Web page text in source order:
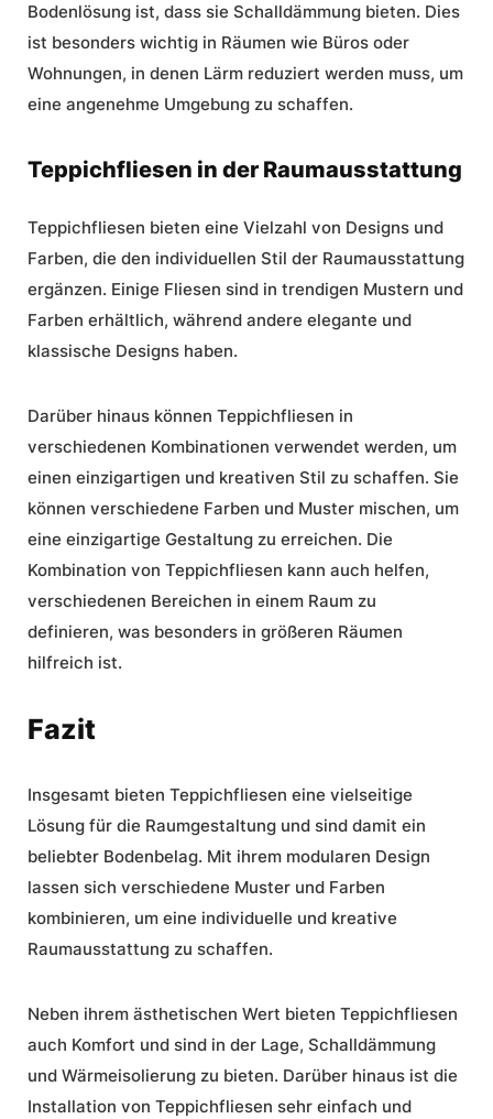
Bodenlösung ist, dass sie Schalldämmung bieten. Dies
ist besonders wichtig in Räumen wie Büros oder
Wohnungen, in denen Lärm reduziert werden muss, um
eine angenehme Umgebung zu schaffen.
Teppichfliesen in der Raumausstattung
Teppichfliesen bieten eine Vielzahl von Designs und
Farben, die den individuellen Stil der Raumausstattung
ergänzen. Einige Fliesen sind in trendigen Mustern und
Farben erhältlich, während andere elegante und
klassische Designs haben.
Darüber hinaus können Teppichfliesen in
verschiedenen Kombinationen verwendet werden, um
einen einzigartigen und kreativen Stil zu schaffen. Sie
können verschiedene Farben und Muster mischen, um
eine einzigartige Gestaltung zu erreichen. Die
Kombination von Teppichfliesen kann auch helfen,
verschiedenen Bereichen in einem Raum zu
definieren, was besonders in größeren Räumen
hilfreich ist.
Fazit
Insgesamt bieten Teppichfliesen eine vielseitige
Lösung für die Raumgestaltung und sind damit ein
beliebter Bodenbelag. Mit ihrem modularen Design
lassen sich verschiedene Muster und Farben
kombinieren, um eine individuelle und kreative
Raumausstattung zu schaffen.
Neben ihrem ästhetischen Wert bieten Teppichfliesen
auch Komfort und sind in der Lage, Schalldämmung
und Wärmeisolierung zu bieten. Darüber hinaus ist die
Installation von Teppichfliesen sehr einfach und